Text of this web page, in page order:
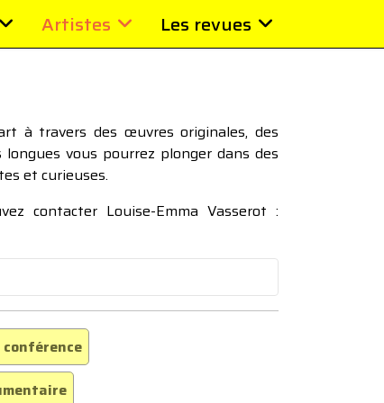
Artistes Les revues
à travers des œuvres originales, des
vous pourrez plonger dans des
et curieuses.
contacter Louise-Emma Vasserot :